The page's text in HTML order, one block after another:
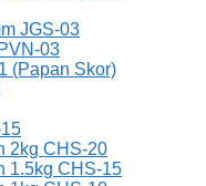
JGS-03
03
(Papan Skor)
2kg CHS-20
1.5kg CHS-15